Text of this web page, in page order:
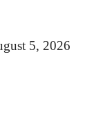
5, 2026